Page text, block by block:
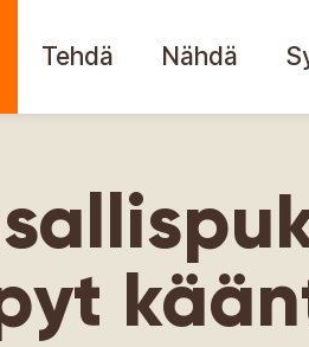
Tehdä Nähdä